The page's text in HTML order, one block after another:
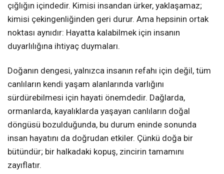
çığlığın içindedir. Kimisi insandan ürker, yaklaşamaz;
kimisi çekingenliğinden geri durur. Ama hepsinin ortak
noktası aynıdır: Hayatta kalabilmek için insanın
duyarlılığına ihtiyaç duymaları.
Doğanın dengesi, yalnızca insanın refahı için değil, tüm
canlıların kendi yaşam alanlarında varlığını
sürdürebilmesi için hayati önemdedir. Dağlarda,
ormanlarda, kayalıklarda yaşayan canlıların doğal
döngüsü bozulduğunda, bu durum eninde sonunda
insan hayatını da doğrudan etkiler. Çünkü doğa bir
bütündür; bir halkadaki kopuş, zincirin tamamını
zayıflatır.